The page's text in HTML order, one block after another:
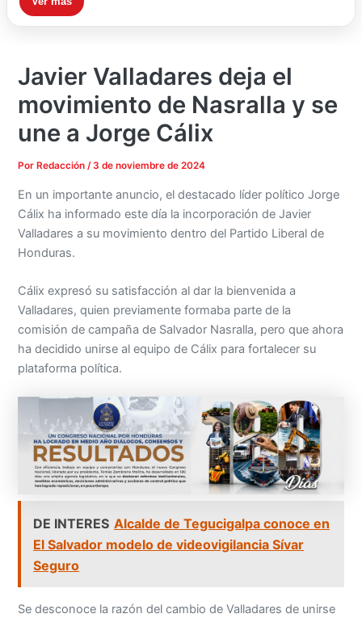
Javier Valladares deja el
movimiento de Nasralla y se
une a Jorge Cálix
Por Redacción/ 3 de noviembre de 2024
En un importante anuncio, el destacado líder político Jorge
Cálix ha informado este día la incorporación de Javier
Valladares a su movimiento dentro del Partido Liberal de
Honduras.
Cálix expresó su satisfacción al dar la bienvenida a
Valladares, quien previamente formaba parte de la
comisión de campaña de Salvador Nasralla, pero que ahora
ha decidido unirse al equipo de Cálix para fortalecer su
plataforma política.
DE INTERES Alcalde de Tegucigalpa conoce en
El Salvador modelo de videovigilancia Sívar
Seguro
Se desconoce la razón del cambio de Valladares de unirse